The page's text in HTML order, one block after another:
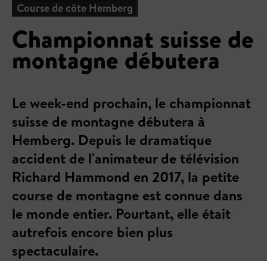
Course de côte Hemberg
Championnat suisse de
montagne débutera
Le week-end prochain, le championnat
suisse de montagne débutera à
Hemberg. Depuis le dramatique
accident de l'animateur de télévision
Richard Hammond en 2017, la petite
course de montagne est connue dans
le monde entier. Pourtant, elle était
autrefois encore bien plus
spectaculaire.